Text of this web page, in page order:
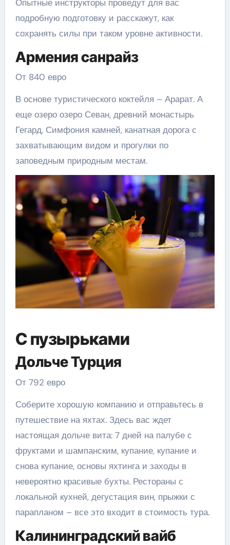
Опытные инструкторы проведут для вас
подробную подготовку и расскажут, как
сохранять силы при таком уровне активности.
Армения санрайз
От 840 евро
В основе туристического коктейля – Арарат. А
еще озеро озеро Севан, древний монастырь
Гегард, Симфония камней, канатная дорога с
захватывающим видом и прогулки по
заповедным природным местам.
С пузырьками
Дольче Турция
От 792 евро
Соберите хорошую компанию и отправьтесь в
путешествие на яхтах. Здесь вас ждет
настоящая дольче вита: 7 дней на палубе с
фруктами и шампанским, купание, купание и
снова купание, основы яхтинга и заходы в
невероятно красивые бухты. Рестораны с
локальной кухней, дегустация вин, прыжки с
парапланом – все это входит в стоимость тура.
Калининградский вайб